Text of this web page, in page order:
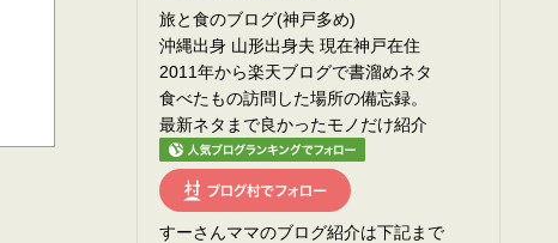
旅と食のブログ(神戸多め)
沖縄出身 山形出身夫 現在神戸在住
2011年から楽天ブログで書溜めネタ
食べたもの訪問した場所の備忘録。
最新ネタまで良かったモノだけ紹介
すーさんママのブログ紹介は下記まで